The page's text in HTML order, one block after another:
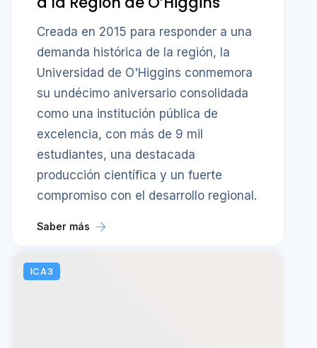
Creada en 2015 para responder a una
demanda histórica de la región, la
Universidad de O'Higgins conmemora
su undécimo aniversario consolidada
como una institución pública de
excelencia, con más de 9 mil
estudiantes, una destacada
producción científica y un fuerte
compromiso con el desarrollo regional.
Saber más
ICA3